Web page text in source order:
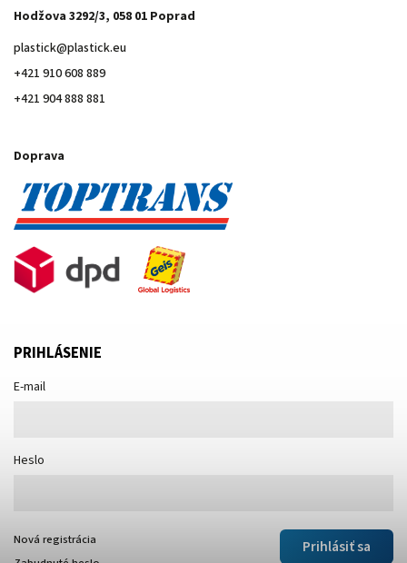
Hodžova 3292/3, 058 01 Poprad
plastick@plastick.eu
+421 910 608 889
+421 904 888 881
Doprava
PRIHLÁSENIE
E-mail
Heslo
Prihlásiť sa
Nová registrácia